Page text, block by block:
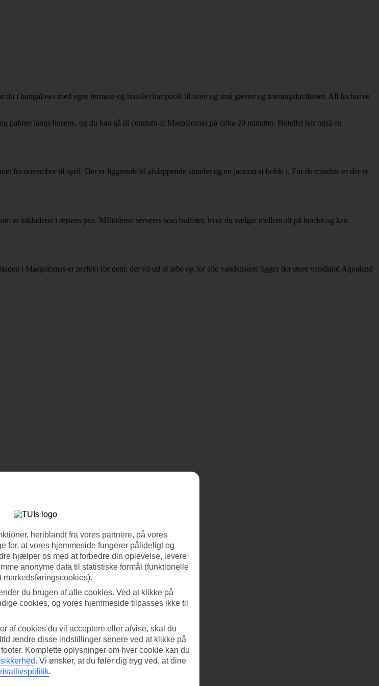
i bungalows med egen terrasse og hotellet har pools til store og små gæster og træningsfaciliteter. All Inclusive
langs husene, og du kan gå til centrum af Maspalomas på cirka 20 minutter. Hotellet har også en
fra november til april. Der er liggestole til afslappende stunder og en jacuzzi at boble i. For de mindste er der et
er inkluderet i rejsens pris. Måltiderne serveres som buffeter, hvor du vælger mellem alt på bordet og kan
i Maspalomas er perfekt for dem, der vil ud at løbe og for alle vandelskere ligger det store vandland Aqualand
heriblandt fra vores partnere, på vores
for, at vores hjemmeside fungerer pålideligt og
hjælper os med at forbedre din oplevelse, levere
anonyme data til statistiske formål (funktionelle
markedsføringscookies).
du brugen af alle cookies. Ved at klikke på
cookies, og vores hjemmeside tilpasses ikke til
af cookies du vil acceptere eller afvise, skal du
ændre disse indstillinger senere ved at klikke på
Komplette oplysninger om hver cookie kan du
. Vi ønsker, at du føler dig tryg ved, at dine
.